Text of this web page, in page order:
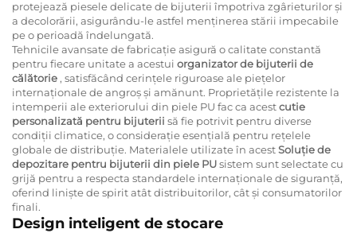
protejează piesele delicate de bijuterii împotriva zgârieturilor și
a decolorării, asigurându-le astfel menținerea stării impecabile
pe o perioadă îndelungată.
Tehnicile avansate de fabricație asigură o calitate constantă
pentru fiecare unitate a acestui organizator de bijuterii de
călătorie , satisfăcând cerințele riguroase ale piețelor
internaționale de angroș și amănunt. Proprietățile rezistente la
intemperii ale exteriorului din piele PU fac ca acestcutie
personalizată pentru bijuterii să fie potrivit pentru diverse
condiții climatice, o considerație esențială pentru rețelele
globale de distribuție. Materialele utilizate în acestSoluție de
depozitare pentru bijuterii din piele PUsistem sunt selectate cu
grijă pentru a respecta standardele internaționale de siguranță,
oferind liniște de spirit atât distribuitorilor, cât și consumatorilor
finali.
Design inteligent de stocare